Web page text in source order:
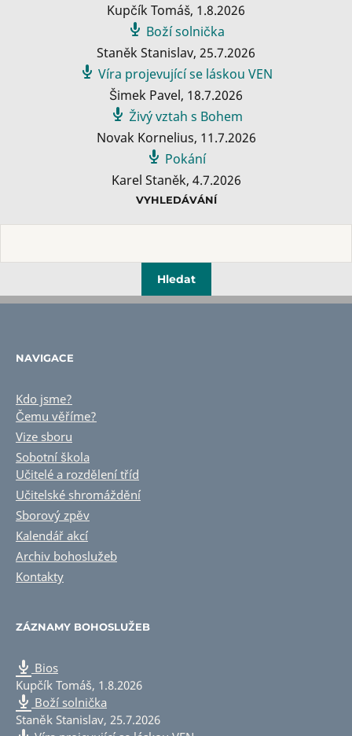
Kupčík Tomáš, 1.8.2026
Boží solnička
Staněk Stanislav, 25.7.2026
Víra projevující se láskou VEN
Šimek Pavel, 18.7.2026
Živý vztah s Bohem
Novak Kornelius, 11.7.2026
Pokání
Karel Staněk, 4.7.2026
VYHLEDÁVÁNÍ
NAVIGACE
Kdo jsme?
Čemu věříme?
Vize sboru
Sobotní škola
Učitelé a rozdělení tříd
Učitelské shromáždění
Sborový zpěv
Kalendář akcí
Archiv bohoslužeb
Kontakty
ZÁZNAMY BOHOSLUŽEB
Bios
Kupčík Tomáš, 1.8.2026
Boží solnička
Staněk Stanislav, 25.7.2026